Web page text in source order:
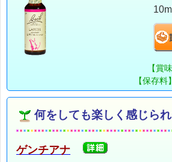
【賞
【保存
何をしても楽しく感じら
ゲンチアナ